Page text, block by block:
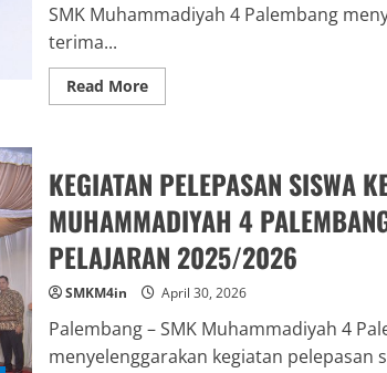
SMK Muhammadiyah 4 Palembang
terima...
Read MoreRead
more
KEPADA
MITRA
DUDI
SUKSESKAN
PELEPASAN
SISWA
KELAS
12
SMK
MUHAMMADIYAH
4
PALEMBANG
KEGIATAN PELEPASAN SISWA
MUHAMMADIYAH 4
PELAJARAN 2025/2026
SMKM4in April 30, 2026
Palembang – SMK Muhammadiyah 4
menyelenggarakan kegiatan pelepasan